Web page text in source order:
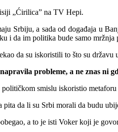
„Ćirilica” na TV Hepi.
Srbiju, a sada od događaja u
i da im politika bude samo mržnja
da su iskoristili to što su državu
probleme, a ne znas ni
smislu iskoristio metaforu
da li su Srbi morali da budu
a to je isti Voker koji je